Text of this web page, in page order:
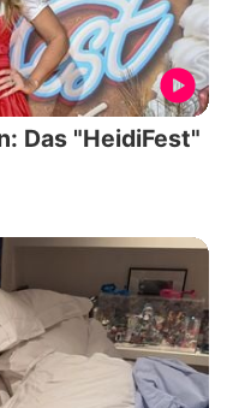
Das "HeidiFest"